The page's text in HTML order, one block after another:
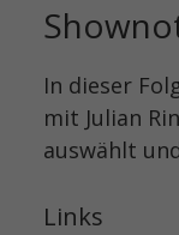
009 #9 -
In dieser
mit Julian
auswählt
Links